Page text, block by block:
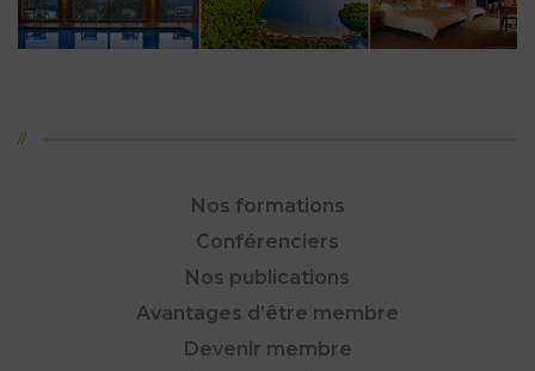
Nos formations
Conférenciers
Nos publications
Avantages d’être membre
Devenir membre